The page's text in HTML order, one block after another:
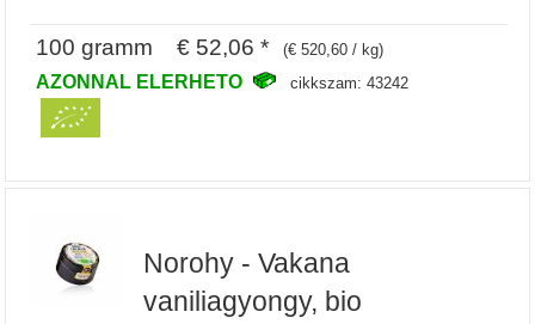
100 gramm € 52,06 * (€ 520,60 / kg)
AZONNAL ELERHETO cikkszam: 43242
Norohy - Vakana
vaniliagyongy, bio